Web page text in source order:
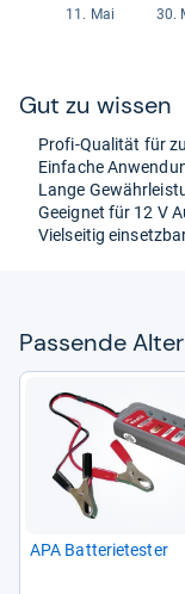
Gut zu wis­sen
Profi-​Qua­li­tät für
Ein­fa­che
Lange
Geeig­net für 12 V
Viel­sei­tig
Pas­sende
APA Bat­te­rie­tes­ter